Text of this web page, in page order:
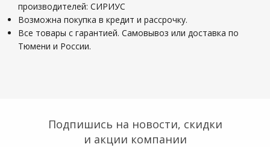
производителей: СИРИУС
Возможна покупка в кредит и рассрочку.
Все товары с гарантией. Самовывоз или доставка по
Тюмени и России.
Подпишись на новости, скидки
и акции компании